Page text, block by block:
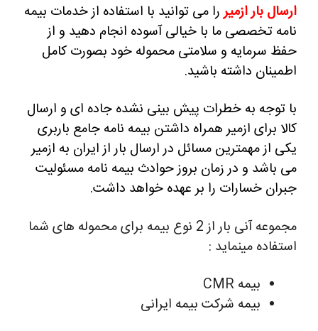
ارسال بار ازمیررا می توانید با استفاده از خدمات بیمه
نامه تخصصی ما با خیالی آسوده انجام دهید و از
حفظ سرمایه و سلامتی محموله خود بصورت کامل
اطمینان داشته باشید.
با توجه به خطرات پیش بینی نشده جاده ای و ارسال
کالا برای ازمیر همراه داشتن بیمه نامه جامع باربری
یکی از مهمترین مسائل در ارسال بار از ایران به ازمیر
می باشد و در زمان بروز حوادث بیمه نامه مسئولیت
جبران خسارات را بر عهده خواهد داشت.
مجموعه آنی بار از 2 نوع بیمه برای محموله های شما
استفاده مینماید :
بیمه CMR
بیمه شرکت بیمه ایرانی